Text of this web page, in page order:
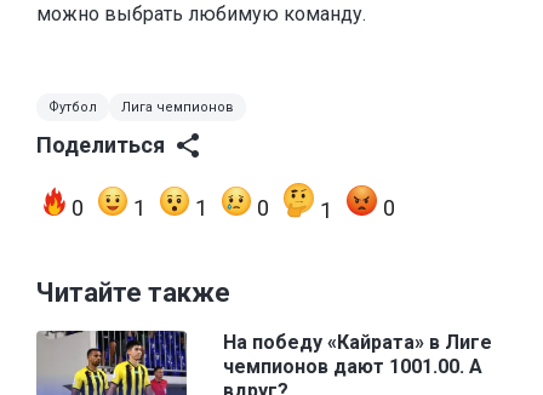
можно выбрать любимую команду.
Футбол Лига чемпионов
Поделиться
0 1 1 0 1 0
Читайте также
На победу «Кайрата» в Лиге
чемпионов дают 1001.00. А